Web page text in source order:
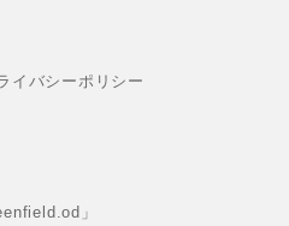
イバシーポリシー
」